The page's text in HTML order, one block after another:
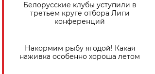
Белорусские клубы уступили в
третьем круге отбора Лиги
конференций
Накормим рыбу ягодой! Какая
наживка особенно хороша летом